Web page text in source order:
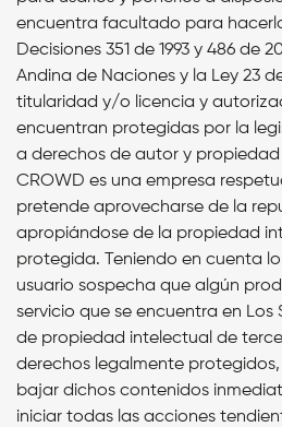
encuentra facultado para
Decisiones 351 de 1993 y 486 de
Andina de Naciones y la Ley 23
titularidad y/o licencia y
encuentran protegidas por la
a derechos de autor y propiedad
CROWD es una empresa
pretende aprovecharse de la
apropiándose de la propiedad
protegida. Teniendo en cuenta
usuario sospecha que algún
servicio que se encuentra en Los
de propiedad intelectual de
derechos legalmente
bajar dichos contenidos
iniciar todas las acciones